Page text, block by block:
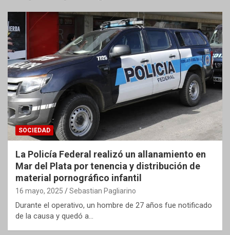
SOCIEDAD
La Policía Federal realizó un allanamiento en
Mar del Plata por tenencia y distribución de
material pornográfico infantil
16 mayo, 2025 Sebastian Pagliarino
Durante el operativo, un hombre de 27 años fue notificado
de la causa y quedó a…